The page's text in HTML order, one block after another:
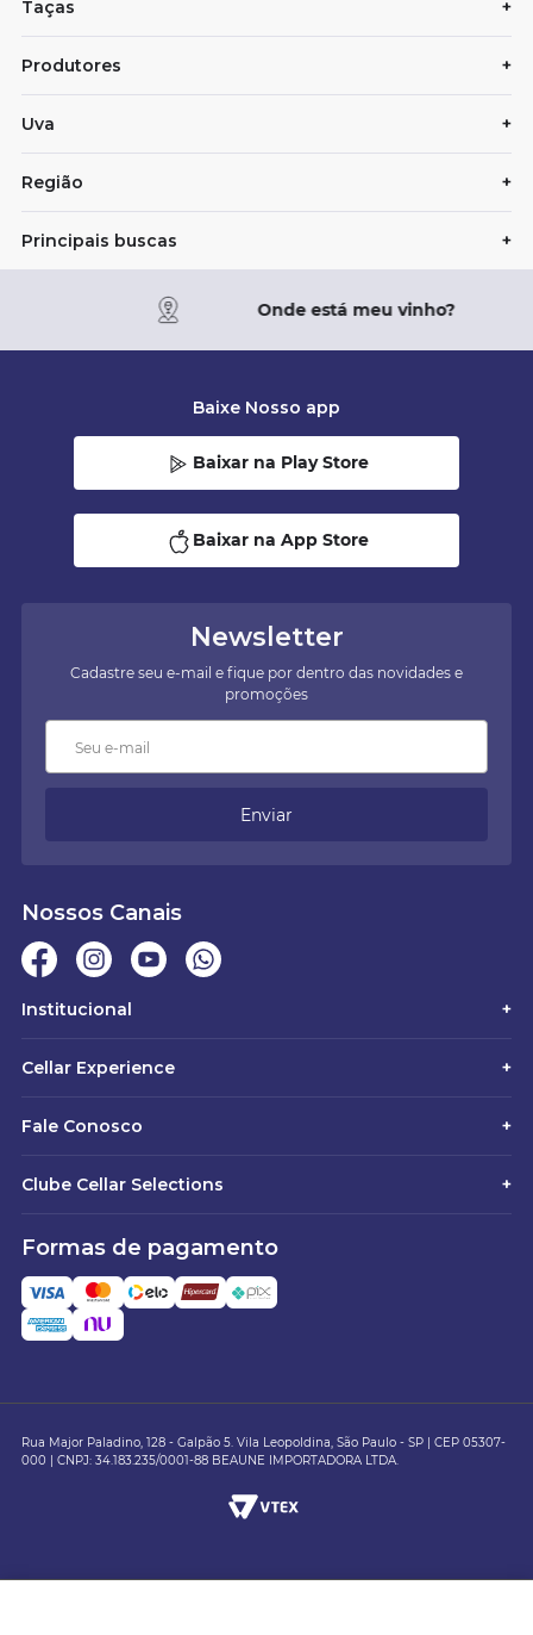
Taças +
Produtores +
Uva +
Região +
Principais buscas +
Onde está meu vinho?
Newsletter
Cadastre seu e-mail e fique por dentro das novidades e
promoções
Enviar
Baixe Nosso app
Baixar na Play Store
Baixar na App Store
Nossos Canais
Institucional +
Cellar Experience +
Fale Conosco +
Clube Cellar Selections +
Formas de pagamento
Rua Major Paladino, 128 - Galpão 5. Vila Leopoldina, São Paulo - SP | CEP 05307-
000 | CNPJ: 34.183.235/0001-88 BEAUNE IMPORTADORA LTDA.